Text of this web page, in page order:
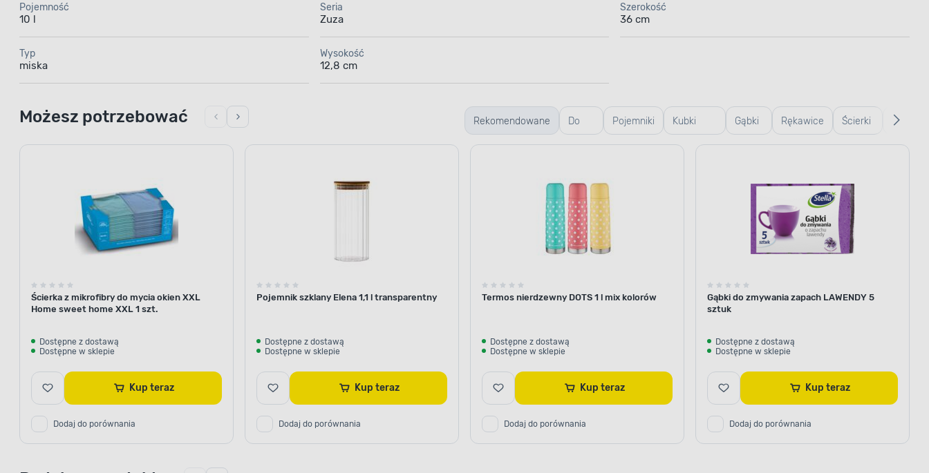
Pojemność
10 l
Seria
Zuza
Szerokość
36 cm
Typ
miska
Wysokość
12,8 cm
Rekomendowane Do Pojemniki Kubki
termiczne
Gąbki Rękawice Ścierki
Możesz potrzebować
Ścierka z mikrofibry do mycia okien XXL
Home sweet home XXL 1 szt.
Dostępne z dostawą
Dostępne w sklepie
Kup teraz
Dodaj do porównania
Pojemnik szklany Elena 1,1 l transparentny
Dostępne z dostawą
Dostępne w sklepie
Kup teraz
Dodaj do porównania
Termos nierdzewny DOTS 1 l mix kolorów
Dostępne z dostawą
Dostępne w sklepie
Kup teraz
Dodaj do porównania
Gąbki do zmywania zapach LAWENDY 5
sztuk
Dostępne z dostawą
Dostępne w sklepie
Kup teraz
Dodaj do porównania